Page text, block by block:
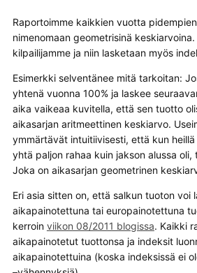
Raportoimme kaikkien vuotta
nimenomaan geometrisinä
kilpailijamme ja niin lasketaan myös
Esimerkki selventänee mitä tarkoitan:
yhtenä vuonna 100% ja laskee
aika vaikeaa kuvitella, että sen tuotto
aikasarjan aritmeettinen keskiarvo.
ymmärtävät intuitiivisesti, että kun heillä
yhtä paljon rahaa kuin jakson alussa oli,
Joka on aikasarjan geometrinen
Eri asia sitten on, että salkun tuoton voi
aikapainotettuna tai europainotettuna
kerroin viikon 08/2011 blogissa. Kaikki
aikapainotetut tuottonsa ja indeksit
aikapainotettuina (koska indeksissä ei